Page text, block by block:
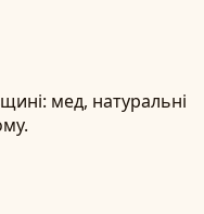
мед, натуральні